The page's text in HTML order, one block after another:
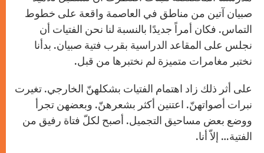
صبيان آتين من مناطق في العاصمة واقعة على خطوط
التماس. فكان أمراً جديدًا بالنسبة لنا نحن الفتيات أن
نجلس على المقاعد الدراسية بقرب فتية صبيان. بدأنا
نختبر مغامرات متميزة لم نختبرها من قبل.
على أثر ذلك زاد اهتمام الفتيات بشكلهنّ الخارجي. تغيرت
نبرات أصواتهنّ. اعتنين أكثر بشعرهنّ. وبعضهن تجرأ
ووضع بعض مساحيق التجميل. أصبح لكلّ فتاة رفيق من
الفتية… إلاّ أنا.